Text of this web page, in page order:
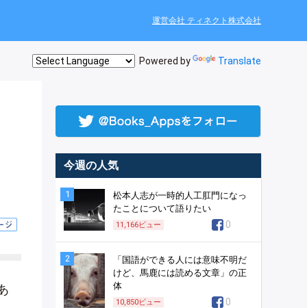
運営会社 ティネクト株式会社
Powered by Translate
今週の人気
1
松本人志が一時的人工肛門になっ
たことについて語りたい
11,166ビュー 0
2
「国語ができる人には意味不明だ
けど、馬鹿には読める文章」の正
体
10,850ビュー 0